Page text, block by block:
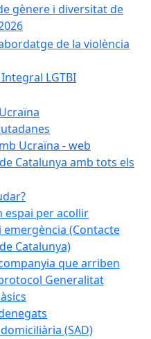
gènere i diversitat de
de la violència
LGTBI
Ucraïna - web
Catalunya amb tots els
espai per acollir
(Contacte
Catalunya)
que arriben
Generalitat
(SAD)